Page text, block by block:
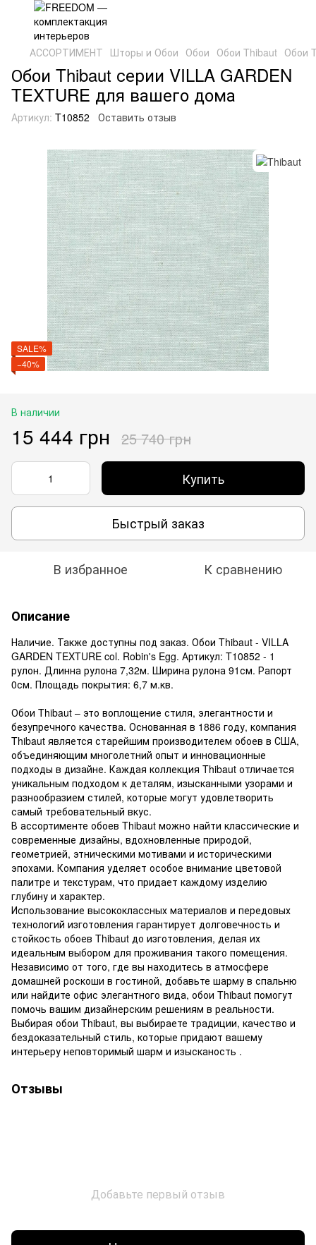
АССОРТИМЕНТ Шторы и Обои Обои Обои Thibaut Обои
Обои Thibaut серии VILLA GARDEN
TEXTURE для вашего дома
Артикул: T10852 Оставить отзыв
SALE%
−40%
В наличии
15 444 грн 25 740 грн
Купить
Быстрый заказ
В избранное К сравнению
Описание
Наличие. Также доступны под заказ. Обои Thibaut - VILLA
GARDEN TEXTURE col. Robin's Egg. Артикул: T10852 - 1
рулон. Длинна рулона 7,32м. Ширина рулона 91см. Рапорт
0см. Площадь покрытия: 6,7 м.кв.
Обои Thibaut – это воплощение стиля, элегантности и
безупречного качества. Основанная в 1886 году, компания
Thibaut является старейшим производителем обоев в США,
объединяющим многолетний опыт и инновационные
подходы в дизайне. Каждая коллекция Thibaut отличается
уникальным подходом к деталям, изысканными узорами и
разнообразием стилей, которые могут удовлетворить
самый требовательный вкус.
В ассортименте обоев Thibaut можно найти классические и
современные дизайны, вдохновленные природой,
геометрией, этническими мотивами и историческими
эпохами. Компания уделяет особое внимание цветовой
палитре и текстурам, что придает каждому изделию
глубину и характер.
Использование высококлассных материалов и передовых
технологий изготовления гарантирует долговечность и
стойкость обоев Thibaut до изготовления, делая их
идеальным выбором для проживания такого помещения.
Независимо от того, где вы находитесь в атмосфере
домашней роскоши в гостиной, добавьте шарму в спальню
или найдите офис элегантного вида, обои Thibaut помогут
помочь вашим дизайнерским решениям в реальности.
Выбирая обои Thibaut, вы выбираете традиции, качество и
бездоказательный стиль, которые придают вашему
интерьеру неповторимый шарм и изысканость .
Отзывы
Добавьте первый отзыв